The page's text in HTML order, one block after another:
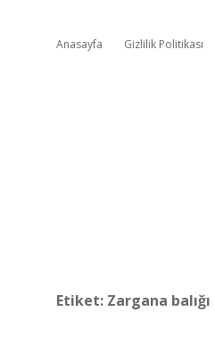
Anasayfa Gizlilik Politikası
Etiket: Zargana balığı